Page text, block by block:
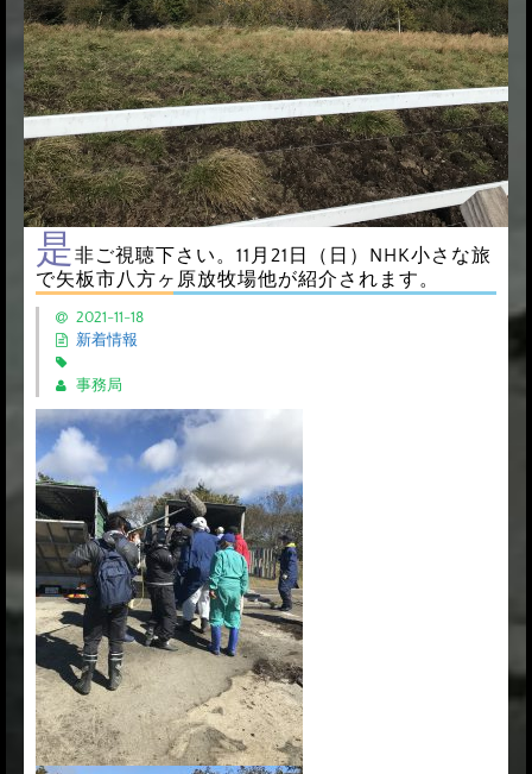
是非ご視聴下さい。11月21日（日）NHK小さな旅
で矢板市八方ヶ原放牧場他が紹介されます。
2021-11-18
新着情報
事務局